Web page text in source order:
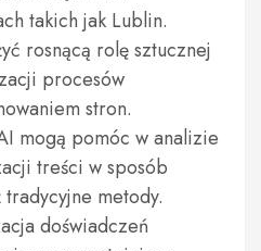
takich jak Lublin.
rosnącą rolę sztucznej
procesów
stron.
mogą pomóc w analizie
treści w sposób
metody.
doświadczeń